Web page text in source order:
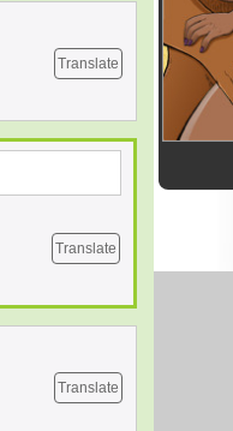
Translate
Translate
Translate